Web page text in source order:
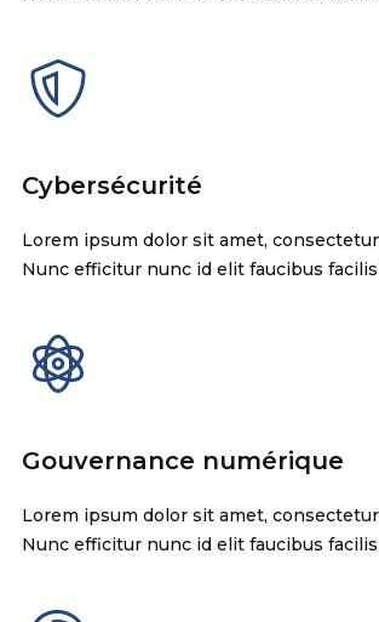
Cybersécurité
Lorem ipsum dolor sit amet,
Nunc efficitur nunc id elit faucibus
Gouvernance numérique
Lorem ipsum dolor sit amet,
Nunc efficitur nunc id elit faucibus